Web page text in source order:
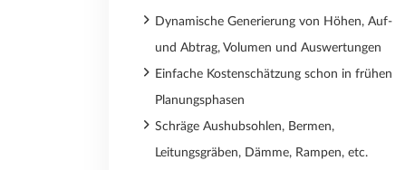
Dynamische Generierung von Höhen, Auf-
und Abtrag, Volumen und Auswertungen
Einfache Kostenschätzung schon in frühen
Planungsphasen
Schräge Aushubsohlen, Bermen,
Leitungsgräben, Dämme, Rampen, etc.